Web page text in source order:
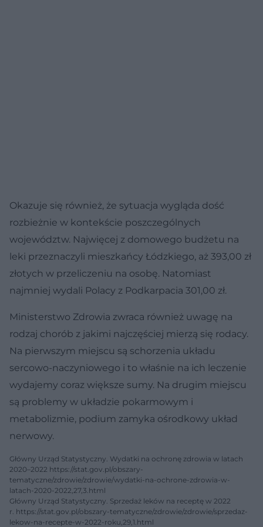
Okazuje się również, że sytuacja wygląda dość
rozbieżnie w kontekście poszczególnych
województw. Najwięcej z domowego budżetu na
leki przeznaczyli mieszkańcy Łódzkiego, aż 393,00 zł
złotych w przeliczeniu na osobę. Natomiast
najmniej wydali Polacy z Podkarpacia 301,00 zł.
Ministerstwo Zdrowia zwraca również uwagę na
rodzaj chorób z jakimi najczęściej mierzą się rodacy.
Na pierwszym miejscu są schorzenia układu
sercowo-naczyniowego i to właśnie na ich leczenie
wydajemy coraz większe sumy. Na drugim miejscu
są problemy w układzie pokarmowym i
metabolizmie, podium zamyka ośrodkowy układ
nerwowy.
Główny Urząd Statystyczny. Wydatki na ochronę zdrowia w latach
2020–2022 https://stat.gov.pl/obszary-
tematyczne/zdrowie/zdrowie/wydatki-na-ochrone-zdrowia-w-
latach-2020-2022,27,3.html
Główny Urząd Statystyczny. Sprzedaż leków na receptę w 2022
r. https://stat.gov.pl/obszary-tematyczne/zdrowie/zdrowie/sprzedaz-
lekow-na-recepte-w-2022-roku,29,1.html